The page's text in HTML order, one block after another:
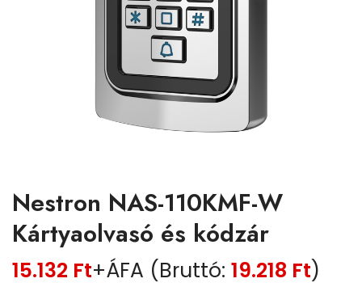
Nestron NAS-110KMF-W
Kártyaolvasó és kódzár
15.132 Ft+ÁFA (Bruttó: 19.218 Ft)